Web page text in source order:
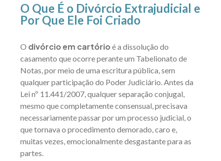
O Que É o Divórcio Extrajudicial e
Por Que Ele Foi Criado
O divórcio em cartório é a dissolução do
casamento que ocorre perante um Tabelionato de
Notas, por meio de uma escritura pública, sem
qualquer participação do Poder Judiciário. Antes da
Lei nº 11.441/2007, qualquer separação conjugal,
mesmo que completamente consensual, precisava
necessariamente passar por um processo judicial, o
que tornava o procedimento demorado, caro e,
muitas vezes, emocionalmente desgastante para as
partes.